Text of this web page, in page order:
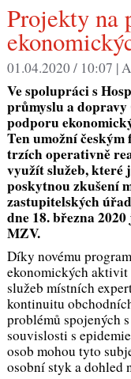
Projekty na podporu
01.04.2020 / 10:07 |
Ve spolupráci s
průmyslu a
podporu
Ten umožní
trzích operativně
využít služeb,
poskytnou zkušení
zastupitelských
dne 18. března
MZV.
Díky novému
ekonomických
služeb místních
kontinuitu
problémů spojených
souvislosti s
osob mohou tyto
osobní styk a dohled